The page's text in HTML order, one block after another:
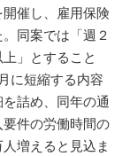
催し、雇用保険
同案では「週２
」とすること
に短縮する内容
詰め、同年の通
件の労働時間の
増えると見込ま